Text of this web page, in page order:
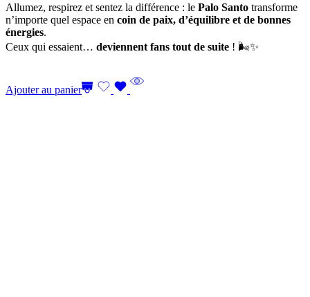
Allumez, respirez et sentez la différence : le Palo Santo transforme
n’importe quel espace en coin de paix, d’équilibre et de bonnes
énergies.
Ceux qui essaient… deviennent fans tout de suite ! 🌬️✨
Ajouter au panier